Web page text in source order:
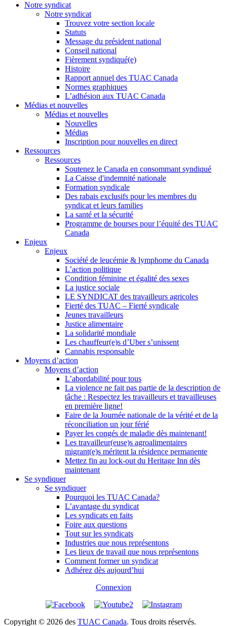
Notre syndicat
Notre syndicat
Trouvez votre section locale
Statuts
Message du président national
Conseil national
Fièrement syndiqué(e)
Histoire
Rapport annuel des TUAC Canada
Normes graphiques
L’adhésion aux TUAC Canada
Médias et nouvelles
Médias et nouvelles
Nouvelles
Médias
Inscription pour nouvelles en direct
Ressources
Ressources
Soutenez le Canada en consommant syndiqué
La Caisse d'indemnité nationale
Formation syndicale
Des rabais exclusifs pour les membres du
syndicat et leurs families
La santé et la sécurité
Programme de bourses pour l’équité des TUAC
Canada
Enjeux
Enjeux
Société de leucémie & lymphome du Canada
L’action politique
Condition féminine et égalité des sexes
La justice sociale
LE SYNDICAT des travailleurs agricoles
Fierté des TUAC – Fierté syndicale
Jeunes travailleurs
Justice alimentaire
La solidarité mondiale
Les chauffeur(e)s d’Uber s’unissent
Cannabis responsable
Moyens d’action
Moyens d’action
L’abordabilité pour tous
La violence ne fait pas partie de la description de
tâche : Respectez les travailleurs et travailleuses
en première ligne!
Faire de la Journée nationale de la vérité et de la
réconciliation un jour férié
Payer les congés de maladie dès maintenant!
Les travailleur(euse)s agroalimentaires
migrant(e)s méritent la résidence permanente
Mettez fin au lock-out du Heritage Inn dès
maintenant
Se syndiquer
Se syndiquer
Pourquoi les TUAC Canada?
L’avantage du syndicat
Les syndicats en faits
Foire aux questions
Tout sur les syndicats
Industries que nous représentons
Les lieux de travail que nous représentons
Comment former un syndicat
Adhérez dès aujourd’hui
Connexion
Copyright © 2026 des TUAC Canada. Tous droits réservés.